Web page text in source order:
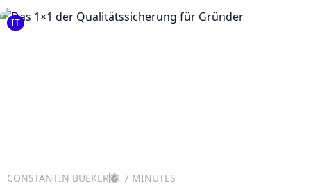
IT
CONSTANTIN BUEKER 7 MINUTES